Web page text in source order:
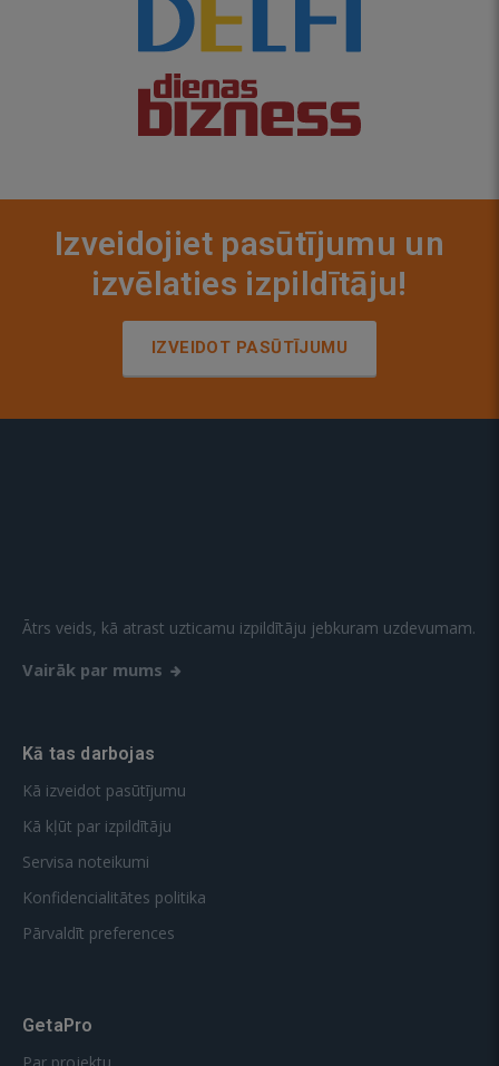
Izveidojiet pasūtījumu un
izvēlaties izpildītāju!
IZVEIDOT PASŪTĪJUMU
Kā tas darbojas
Kā kļūt par izpildītāju
Servisa noteikumi
Konfidencialitātes politika
Pārvaldīt preferences
GetaPro
Atgriezeniskā saite
Jautājumi un atbildes